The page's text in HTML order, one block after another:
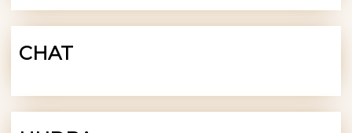
CHAT